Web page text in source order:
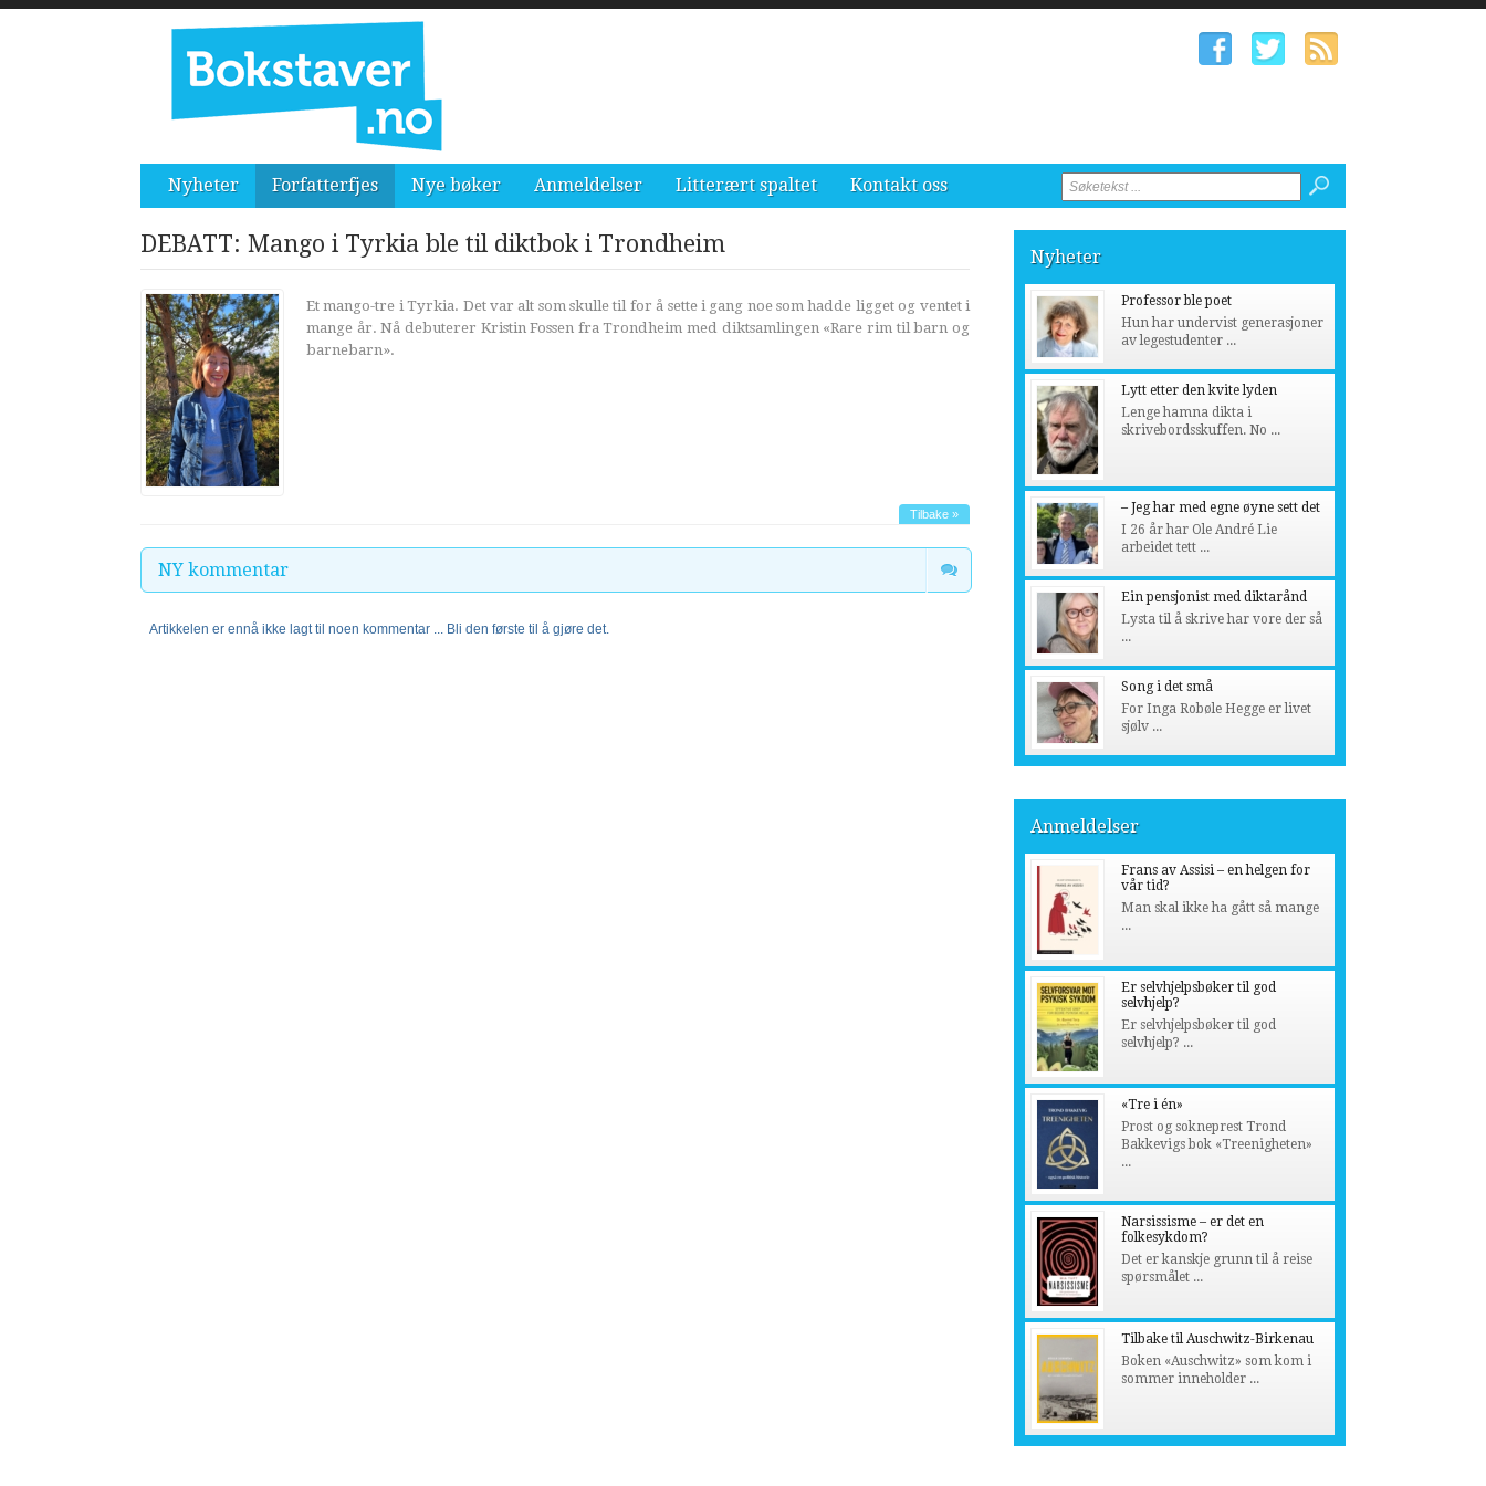
Nyheter Forfatterfjes Nye bøker Anmeldelser Litterært spaltet Kontakt oss
DEBATT: Mango i Tyrkia ble til diktbok i Trondheim
Et mango-tre i Tyrkia. Det var alt som skulle til for å sette i gang noe som hadde ligget og ventet i
mange år. Nå debuterer Kristin Fossen fra Trondheim med diktsamlingen «Rare rim til barn og
barnebarn».
Tilbake »
NY kommentar
Artikkelen er ennå ikke lagt til noen kommentar ... Bli den første til å gjøre det.
Nyheter
Professor ble poet
Hun har undervist generasjoner
av legestudenter ...
Lytt etter den kvite lyden
Lenge hamna dikta i
skrivebordsskuffen. No ...
– Jeg har med egne øyne sett det
I 26 år har Ole André Lie
arbeidet tett ...
Ein pensjonist med diktarånd
Lysta til å skrive har vore der så
...
Song i det små
For Inga Robøle Hegge er livet
sjølv ...
Anmeldelser
Frans av Assisi – en helgen for
vår tid?
Man skal ikke ha gått så mange
...
Er selvhjelpsbøker til god
selvhjelp?
Er selvhjelpsbøker til god
selvhjelp? ...
«Tre i én»
Prost og sokneprest Trond
Bakkevigs bok «Treenigheten»
...
Narsissisme – er det en
folkesykdom?
Det er kanskje grunn til å reise
spørsmålet ...
Tilbake til Auschwitz-Birkenau
Boken «Auschwitz» som kom i
sommer inneholder ...